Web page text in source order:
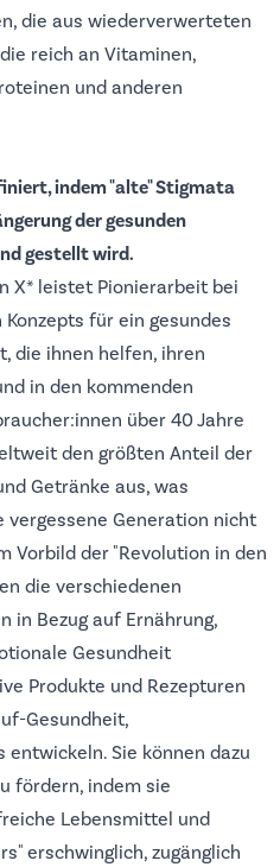
die aus wiederverwerteten
reich an Vitaminen,
und anderen
indem "alte" Stigmata
der gesunden
gestellt wird.
X* leistet Pionierarbeit bei
für ein gesundes
die ihnen helfen, ihren
in den kommenden
über 40 Jahre
den größten Anteil der
Getränke aus, was
vergessene Generation nicht
Vorbild der "Revolution in den
die verschiedenen
in Bezug auf Ernährung,
Gesundheit
Produkte und Rezepturen
Gesundheit,
Sie können dazu
fördern, indem sie
Lebensmittel und
erschwinglich, zugänglich